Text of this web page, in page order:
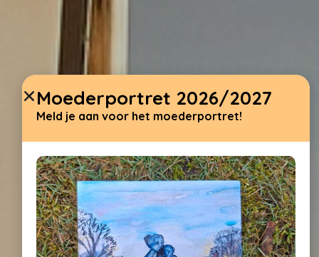
Moederportret 2026/2027
Meld je aan voor het moederportret!